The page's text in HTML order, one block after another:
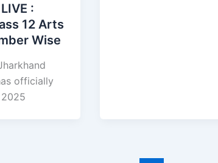
:
12 Arts
Wise
officially